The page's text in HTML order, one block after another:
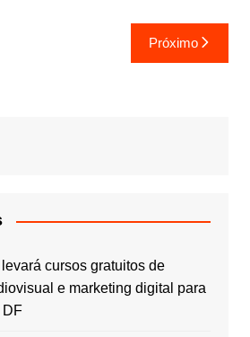
Próximo
cursos gratuitos de
e marketing digital para
DF